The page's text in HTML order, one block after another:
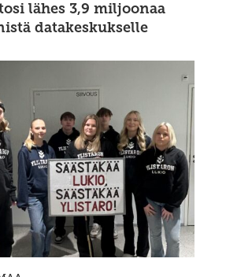
lähes 3,9 miljoonaa
datakeskukselle